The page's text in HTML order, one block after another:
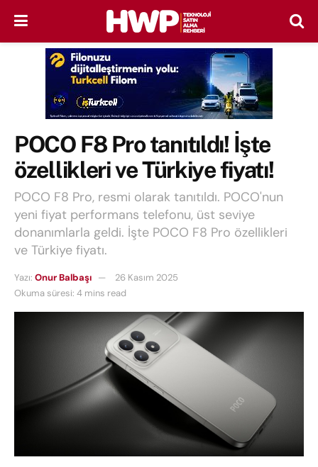
POCO F8 Pro tanıtıldı! İşte
özellikleri ve Türkiye fiyatı!
POCO F8 Pro, resmi olarak tanıtıldı. POCO'nun
yeni fiyat performans telefonu, üst seviye
donanımlarla geldi. İşte POCO F8 Pro özellikleri
ve Türkiye fiyatı.
Yazı: Onur Balbaşı
26 Kasım 2025
Okuma süresi: 4 mins read